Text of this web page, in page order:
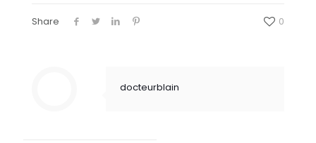
Share 0
docteurblain